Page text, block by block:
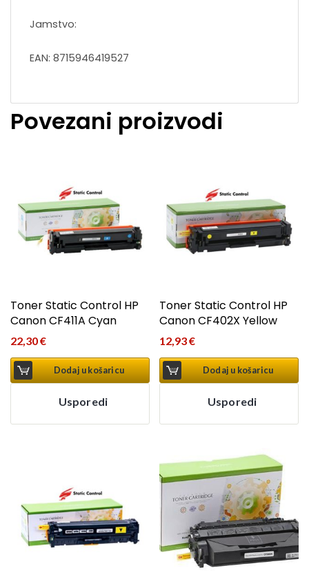
Jamstvo:
EAN: 8715946419527
Povezani proizvodi
Toner Static Control HP
Canon CF411A Cyan
22,30€
Dodaj u košaricu
Usporedi
Toner Static Control HP
Canon CF402X Yellow
12,93€
Dodaj u košaricu
Usporedi